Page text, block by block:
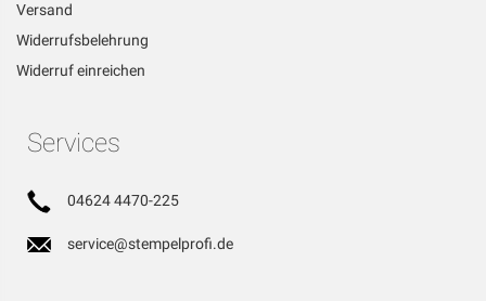
Versand
Widerrufsbelehrung
Widerruf einreichen
Services
04624 4470-225
service@stempelprofi.de